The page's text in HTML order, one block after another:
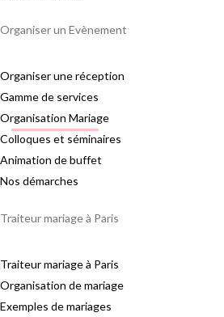
Organiser un Evènement
Organiser une réception
Gamme de services
Organisation Mariage
Colloques et séminaires
Animation de buffet
Nos démarches
Traiteur mariage à Paris
Traiteur mariage à Paris
Organisation de mariage
Exemples de mariages